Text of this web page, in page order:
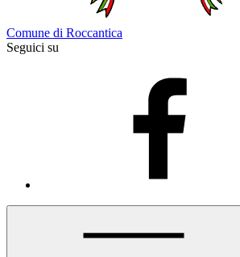
Comune di Roccantica
Seguici su